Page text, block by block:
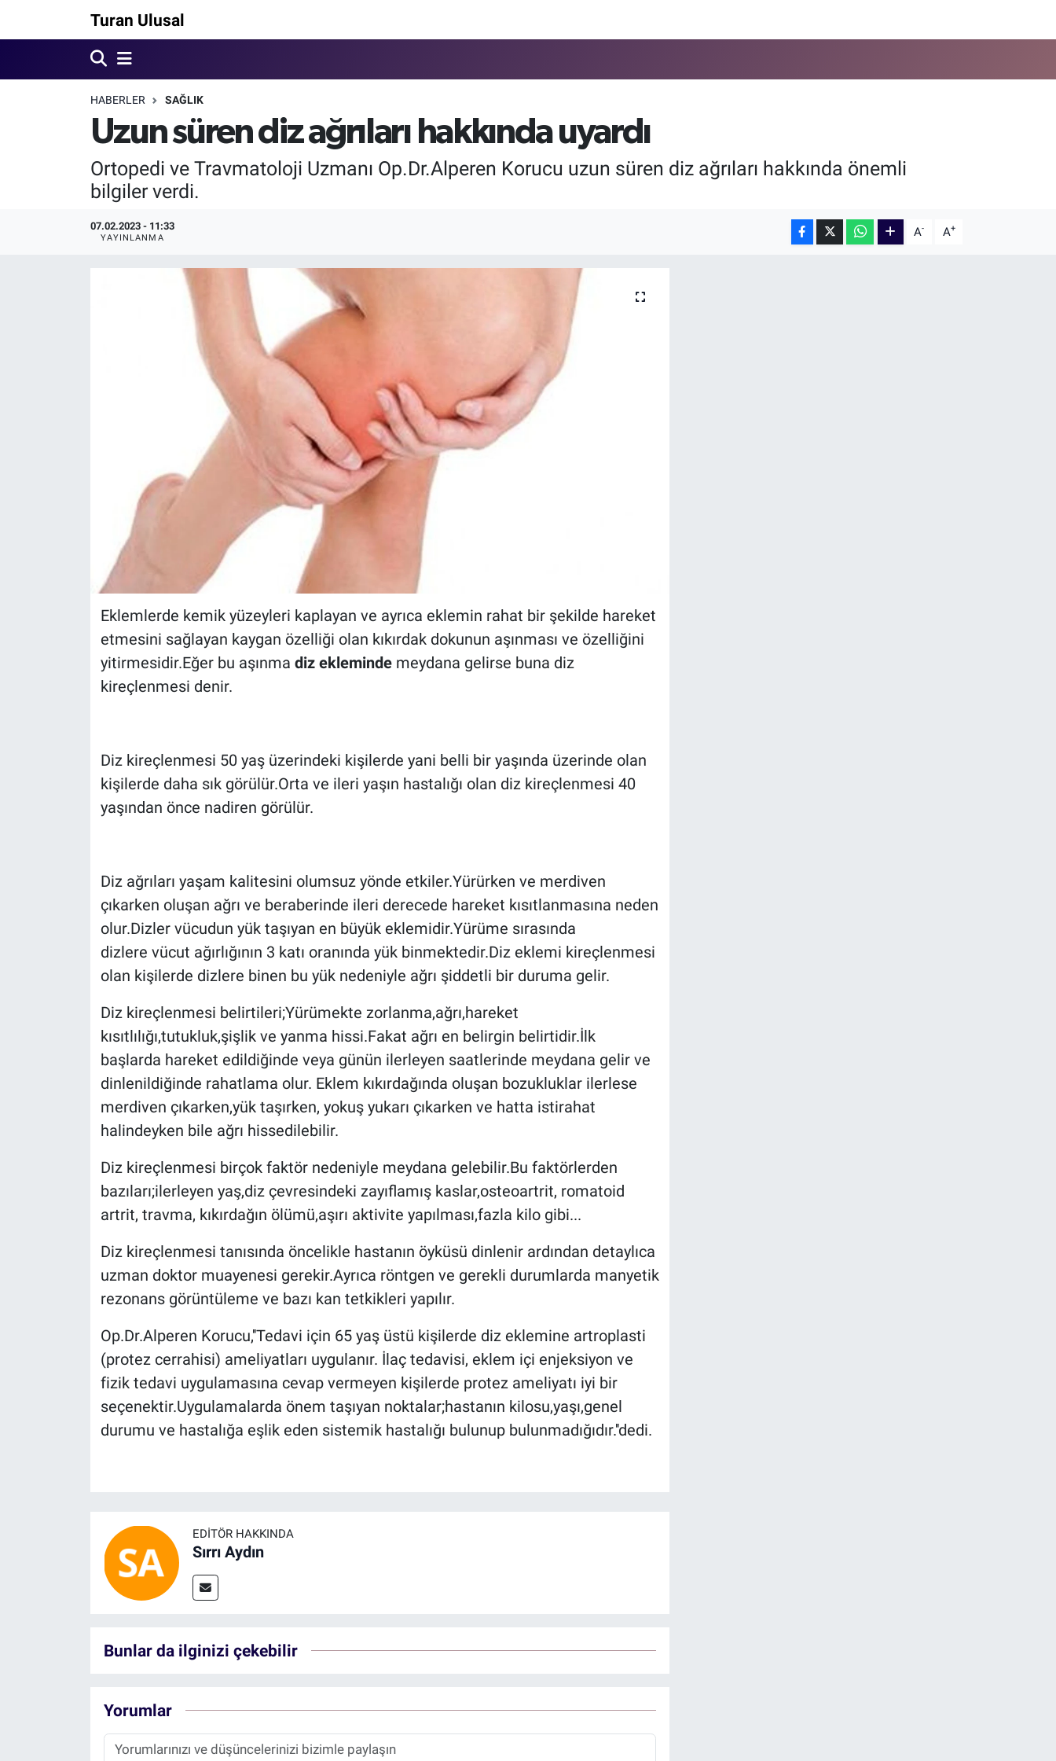
Turan Ulusal
HABERLER SAĞLIK
Uzun süren diz ağrıları hakkında uyardı
Ortopedi ve Travmatoloji Uzmanı Op.Dr.Alperen Korucu uzun süren diz ağrıları hakkında önemli
bilgiler verdi.
07.02.2023 - 11:33
YAYINLANMA A- A+
Eklemlerde kemik yüzeyleri kaplayan ve ayrıca eklemin rahat bir şekilde hareket
etmesini sağlayan kaygan özelliği olan kıkırdak dokunun aşınması ve özelliğini
yitirmesidir.Eğer bu aşınma diz eklemindemeydana gelirse buna diz
kireçlenmesi denir.
Diz kireçlenmesi 50 yaş üzerindeki kişilerde yani belli bir yaşında üzerinde olan
kişilerde daha sık görülür.Orta ve ileri yaşın hastalığı olan diz kireçlenmesi 40
yaşından önce nadiren görülür.
Diz ağrıları yaşam kalitesini olumsuz yönde etkiler.Yürürken ve merdiven
çıkarken oluşan ağrı ve beraberinde ileri derecede hareket kısıtlanmasına neden
olur.Dizler vücudun yük taşıyan en büyük eklemidir.Yürüme sırasında
dizlere vücut ağırlığının 3 katı oranında yük binmektedir.Diz eklemi kireçlenmesi
olan kişilerde dizlere binen bu yük nedeniyle ağrı şiddetli bir duruma gelir.
Diz kireçlenmesi belirtileri;Yürümekte zorlanma,ağrı,hareket
kısıtlılığı,tutukluk,şişlik ve yanma hissi.Fakat ağrı en belirgin belirtidir.İlk
başlarda hareket edildiğinde veya günün ilerleyen saatlerinde meydana gelir ve
dinlenildiğinde rahatlama olur. Eklem kıkırdağında oluşan bozukluklar ilerlese
merdiven çıkarken,yük taşırken, yokuş yukarı çıkarken ve hatta istirahat
halindeyken bile ağrı hissedilebilir.
Diz kireçlenmesi birçok faktör nedeniyle meydana gelebilir.Bu faktörlerden
bazıları;ilerleyen yaş,diz çevresindeki zayıflamış kaslar,osteoartrit, romatoid
artrit, travma, kıkırdağın ölümü,aşırı aktivite yapılması,fazla kilo gibi...
Diz kireçlenmesi tanısında öncelikle hastanın öyküsü dinlenir ardından detaylıca
uzman doktor muayenesi gerekir.Ayrıca röntgen ve gerekli durumlarda manyetik
rezonans görüntüleme ve bazı kan tetkikleri yapılır.
Op.Dr.Alperen Korucu,''Tedavi için 65 yaş üstü kişilerde diz eklemine artroplasti
(protez cerrahisi) ameliyatları uygulanır. İlaç tedavisi, eklem içi enjeksiyon ve
fizik tedavi uygulamasına cevap vermeyen kişilerde protez ameliyatı iyi bir
seçenektir.Uygulamalarda önem taşıyan noktalar;hastanın kilosu,yaşı,genel
durumu ve hastalığa eşlik eden sistemik hastalığı bulunup bulunmadığıdır.''dedi.
EDITÖR HAKKINDA
Sırrı Aydın
Bunlar da ilginizi çekebilir
Yorumlar